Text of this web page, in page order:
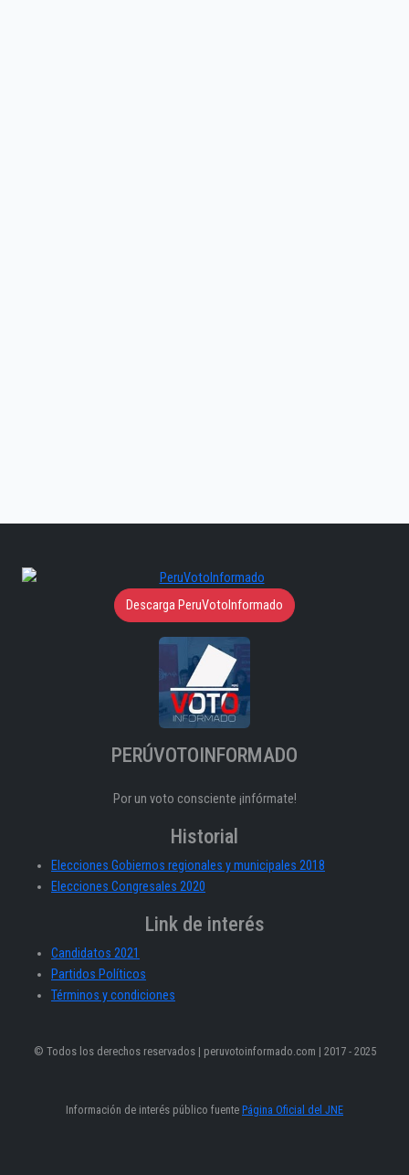
Descarga PeruVotoInformado
PERÚVOTOINFORMADO
Por un voto consciente ¡infórmate!
Historial
Elecciones Gobiernos regionales y municipales 2018
Elecciones Congresales 2020
Link de interés
Candidatos 2021
Partidos Políticos
Términos y condiciones
© Todos los derechos reservados | peruvotoinformado.com | 2017 - 2025
Información de interés público fuente Página Oficial del JNE